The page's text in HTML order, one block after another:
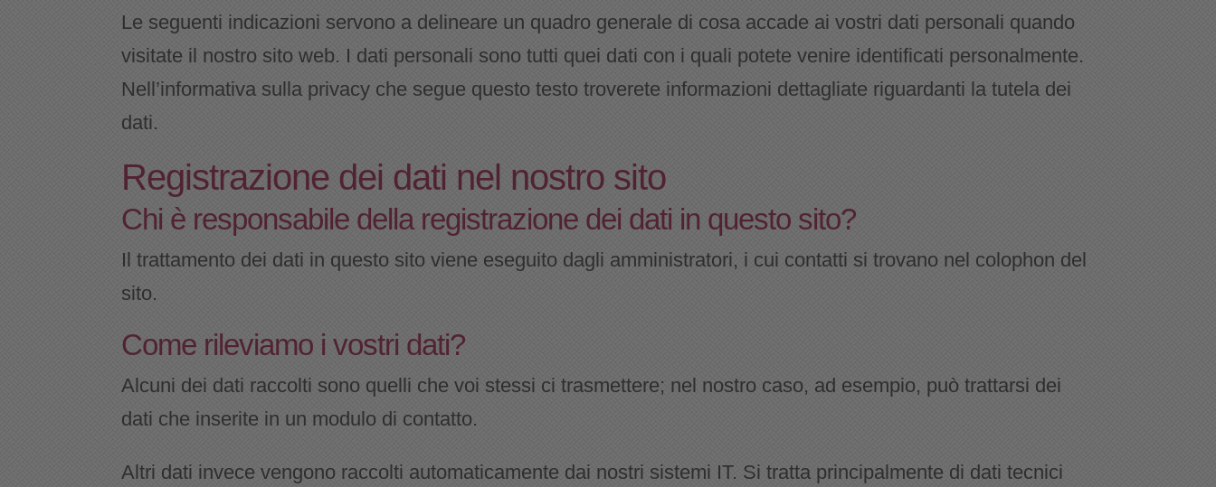
Le seguenti indicazioni servono a delineare un quadro generale di cosa accade ai vostri dati personali quando
visitate il nostro sito web. I dati personali sono tutti quei dati con i quali potete venire identificati personalmente.
Nell’informativa sulla privacy che segue questo testo troverete informazioni dettagliate riguardanti la tutela dei
dati.
Registrazione dei dati nel nostro sito
Chi è responsabile della registrazione dei dati in questo sito?
Il trattamento dei dati in questo sito viene eseguito dagli amministratori, i cui contatti si trovano nel colophon del
sito.
Come rileviamo i vostri dati?
Alcuni dei dati raccolti sono quelli che voi stessi ci trasmettere; nel nostro caso, ad esempio, può trattarsi dei
dati che inserite in un modulo di contatto.
Altri dati invece vengono raccolti automaticamente dai nostri sistemi IT. Si tratta principalmente di dati tecnici